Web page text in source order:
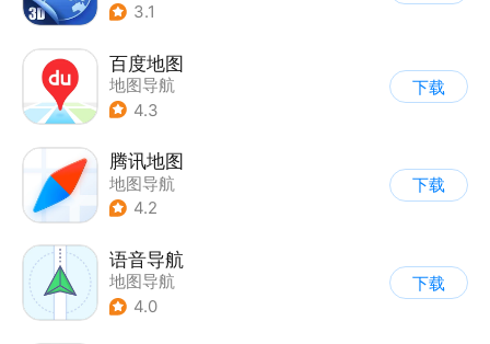
3.1
百度地图
地图导航
4.3
下载
腾讯地图
地图导航
4.2
下载
语音导航
地图导航
4.0
下载